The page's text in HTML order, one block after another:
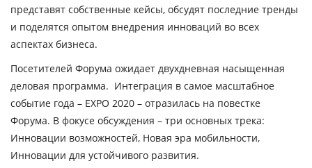
представят собственные кейсы, обсудят последние тренды
и поделятся опытом внедрения инноваций во всех
аспектах бизнеса.
Посетителей Форума ожидает двухдневная насыщенная
деловая программа. Интеграция в самое масштабное
событие года – EXPO 2020 – отразилась на повестке
Форума. В фокусе обсуждения – три основных трека:
Инновации возможностей, Новая эра мобильности,
Инновации для устойчивого развития.